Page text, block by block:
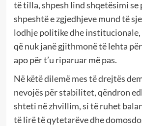
të tilla, shpesh lind shqetësimi se
shpeshtë e zgjedhjeve mund të
lodhje politike dhe institucionale,
që nuk janë gjithmonë të lehta
apo për t’u riparuar më pas.
Në këtë dilemë mes të drejtës
nevojës për stabilitet, qëndron
shteti në zhvillim, si të ruhet
të lirë të qytetarëve dhe